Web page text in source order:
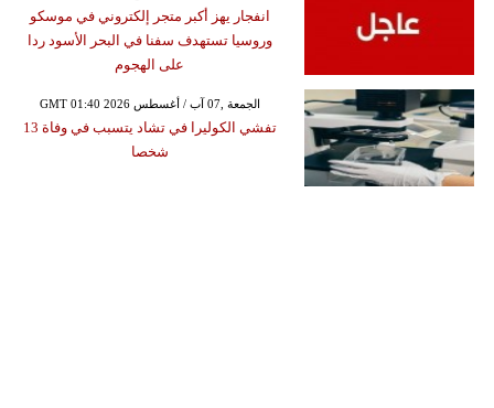
انفجار يهز أكبر متجر إلكتروني في موسكو
وروسيا تستهدف سفنا في البحر الأسود ردا
على الهجوم
GMT 01:40 2026 الجمعة ,07 آب / أغسطس
تفشي الكوليرا في تشاد يتسبب في وفاة 13
شخصا